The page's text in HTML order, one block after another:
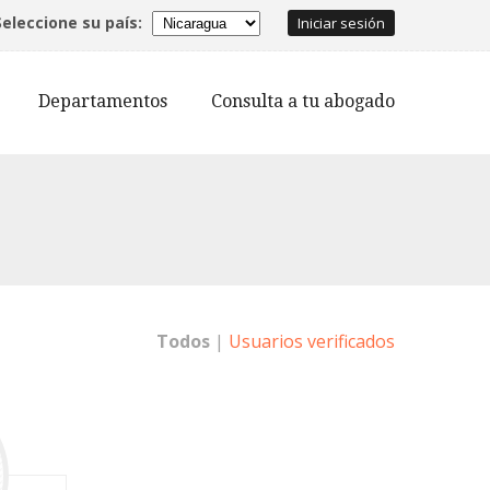
Iniciar sesión
su país:
Departamentos Consulta a tu abogado
Todos| Usuarios verificados